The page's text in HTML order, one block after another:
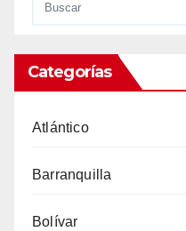
Categorías
Atlántico
Barranquilla
Bolívar